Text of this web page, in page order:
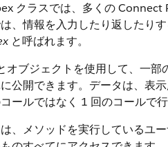
クラスでは、多くの Connect
、情報を入力したり返したり
と呼ばれます。
オブジェクトを使用して、一部
公開できます。データは、表
ールではなく 1 回のコールで行
、メソッドを実行しているユ